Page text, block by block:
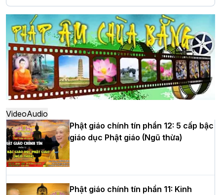
Hà Nội: Long trọng lễ khởi công xây
dựng Trung tâm văn hóa Phật giáo Thủ
đô
Hà Nội: Ngày tu học cuối cùng khép lại
khóa sinh hoạt Phật pháp mùa hè lần
thứ XIV tại chùa Bằng
Học yêu thương trong ngày tu tập thứ
tư của Khóa sinh hoạt Phật pháp mùa
hè tại chùa Bằng
VideoAudio
Phật giáo chính tín phần 12: 5 cấp bậc
giáo dục Phật giáo (Ngũ thừa)
Phật giáo chính tín phần 11: Kinh